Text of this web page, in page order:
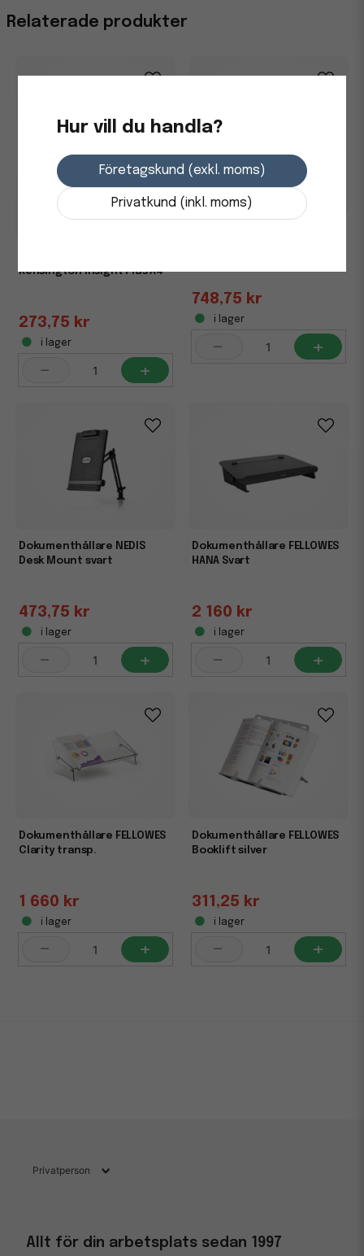
Relaterade produkter
Kensington Insight Plus A4
273,75 kr
i lager
- +
748,75 kr
i lager
- +
Dokumenthållare NEDIS
Desk Mount svart
473,75 kr
i lager
- +
Dokumenthållare FELLOWES
HANA Svart
2 160 kr
i lager
- +
Dokumenthållare FELLOWES
Clarity transp.
1 660 kr
i lager
- +
Dokumenthållare FELLOWES
Booklift silver
311,25 kr
i lager
- +
Hur vill du handla?
Företagskund (exkl. moms)
Privatkund (inkl. moms)
Allt för din arbetsplats sedan 1997